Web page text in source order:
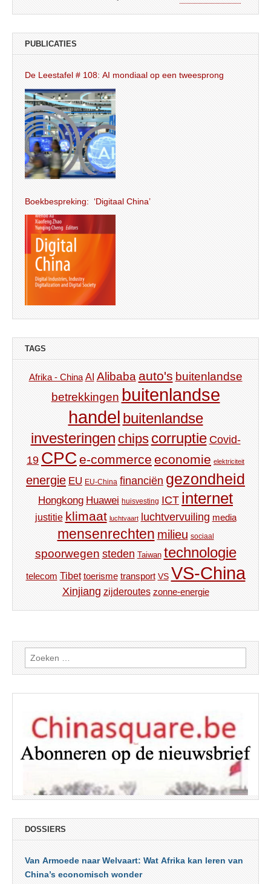
PUBLICATIES
De Leestafel # 108: AI mondiaal op een tweesprong
Boekbespreking: ‘Digitaal China’
TAGS
Afrika - China AI Alibaba auto's buitenlandse
betrekkingen buitenlandse
handel buitenlandse
investeringen chips corruptie Covid-
19 CPC e-commerce economie elektriciteit
energie EU EU-China financiën gezondheid
Hongkong Huawei huisvesting ICT internet
justitie klimaat luchtvaart luchtvervuiling media
mensenrechten milieu sociaal
spoorwegen steden Taiwan technologie
telecom Tibet toerisme transport VS VS-China
Xinjiang zijderoutes zonne-energie
Zoeken
naar:
DOSSIERS
Van Armoede naar Welvaart: Wat Afrika kan leren van
China’s economisch wonder